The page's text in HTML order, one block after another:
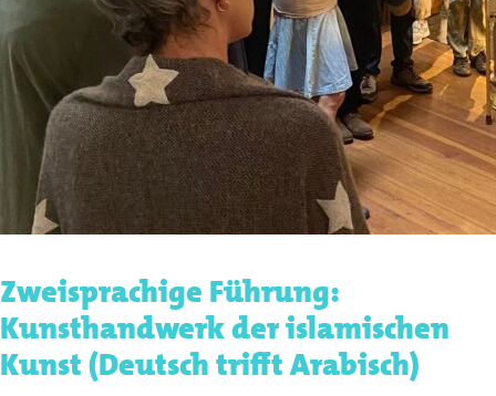
Zweisprachige Führung:
Kunsthandwerk der islamischen
Kunst (Deutsch trifft Arabisch)